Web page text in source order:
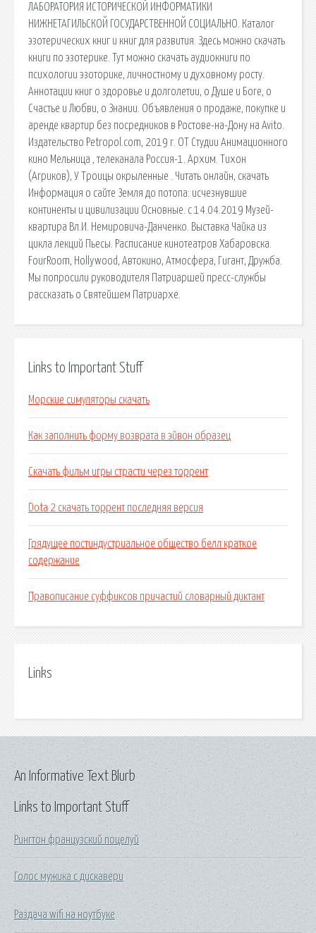
ЛАБОРАТОРИЯ ИСТОРИЧЕСКОЙ ИНФОРМАТИКИ
НИЖНЕТАГИЛЬСКОЙ ГОСУДАРСТВЕННОЙ СОЦИАЛЬНО. Каталог
эзотерических книг и книг для развития. Здесь можно скачать
книги по эзотерике. Тут можно скачать аудиокниги по
психологии эзоторике, личностному и духовному росту.
Аннотации книг о здоровье и долголетии, о Душе и Боге, о
Счастье и Любви, о Знании. Объявления о продаже, покупке и
аренде квартир без посредников в Ростове-на-Дону на Avito.
Издательство Petropol.com, 2019 г. ОТ Студии Анимационного
кино Мельница , телеканала Россия-1. Архим. Тихон
(Агриков), У Троицы окрыленные . Читать онлайн, скачать
Информация о сайте Земля до потопа: исчезнувшие
континенты и цивилизации Основные. с 14.04.2019 Музей-
квартира Вл.И. Немировича-Данченко. Выставка Чайка из
цикла лекций Пьесы. Расписание кинотеатров Хабаровска.
FourRoom, Hollywood, Автокино, Атмосфера, Гигант, Дружба.
Мы попросили руководителя Патриаршей пресс-службы
рассказать о Святейшем Патриархе.
Links to Important Stuff
Морские симуляторы скачать
Как заполнить форму возврата в эйвон образец
Скачать фильм игры страсти через торрент
Dota 2 скачать торрент последняя версия
Грядущее постиндустриальное общество белл краткое
содержание
Правописание суффиксов причастий словарный диктант
Links
Links to Important Stuff
Рингтон французский поцелуй
Голос мужика с дискавери
Раздача wifi на ноутбуке
An Informative Text Blurb